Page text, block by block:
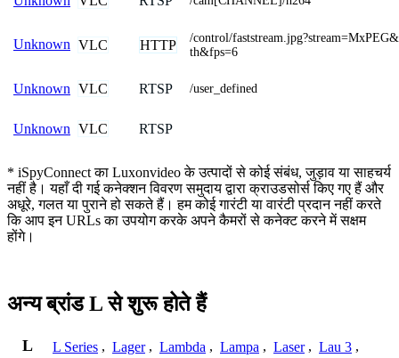
Unknown VLC HTTP
/control/
th&fps=6
Unknown VLC RTSP /user_defined
Unknown VLC RTSP
* iSpyConnect का Luxonvideo के उत्पादों से कोई संबंध, जुड़ाव या साहचर्य
नहीं है। यहाँ दी गई कनेक्शन विवरण समुदाय द्वारा क्राउडसोर्स किए गए हैं और
अधूरे, गलत या पुराने हो सकते हैं। हम कोई गारंटी या वारंटी प्रदान नहीं करते
कि आप इन URLs का उपयोग करके अपने कैमरों से कनेक्ट करने में सक्षम
होंगे।
अन्य ब्रांड L से शुरू होते हैं
L L Series , Lager , Lambda , Lampa , Laser , Lau 3 ,